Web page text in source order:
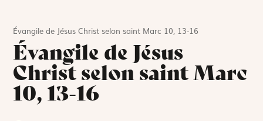
Évangile de Jésus Christ selon saint Marc 10, 13-16
Évangile de Jésus
Christ selon saint Marc
10, 13-16